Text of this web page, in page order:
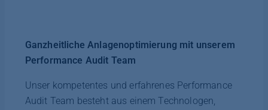
Ganzheitliche Anlagenoptimierung mit unserem
Performance Audit Team
Unser kompetentes und erfahrenes Performance
Audit Team besteht aus einem Technologen,